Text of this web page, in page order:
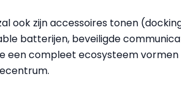
ook zijn accessoires tonen
batterijen, beveiligde
een compleet ecosysteem